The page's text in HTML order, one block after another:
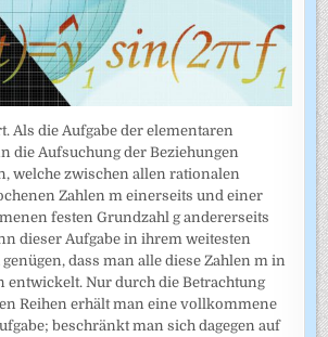
Als die Aufgabe der elementaren
die Aufsuchung der Beziehungen
welche zwischen allen rationalen
Zahlen m einerseits und einer
festen Grundzahl g andererseits
dieser Aufgabe in ihrem weitesten
dass man alle diese Zahlen m in
entwickelt. Nur durch die Betrachtung
Reihen erhält man eine vollkommene
beschränkt man sich dagegen auf